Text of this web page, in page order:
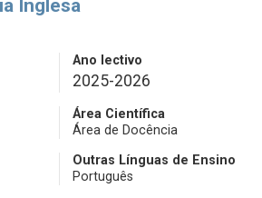
Inglesa
Ano lectivo
2025-2026
Área Científica
Área de Docência
Outras Línguas de Ensino
Português